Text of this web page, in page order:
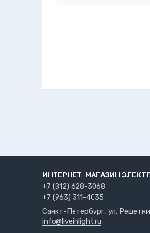
ИНТЕРНЕТ-МАГАЗИН
+7 (812) 628-3068
+7 (963) 311-4035
Санкт-Петербург, ул.
info@liveinlight.ru